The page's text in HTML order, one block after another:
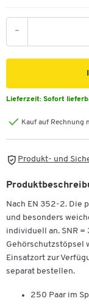
-
Lieferzeit: Sofort
Kauf auf Rechnung
Produkt- und
Nach EN 352-2. Die
und besonders
individuell an. SNR =
Gehörschutzstöpsel
Einsatzort zur
separat bestellen.
250 Paar im